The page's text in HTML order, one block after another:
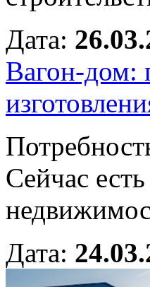
Дата:
Вагон-дом:
Сейчас
Дата: